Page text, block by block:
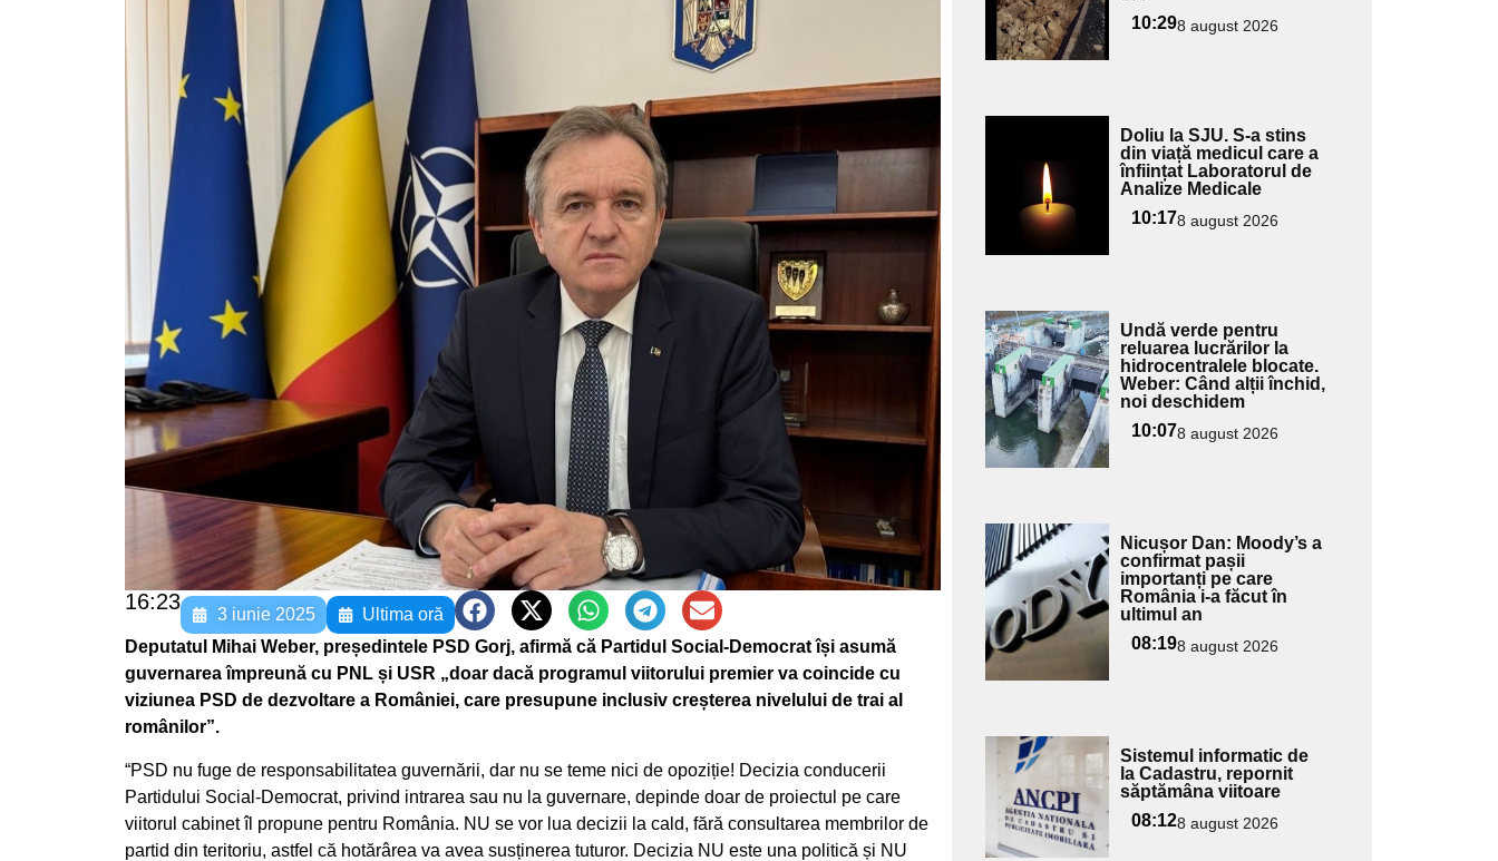
16:23
3 iunie 2025
Ultima oră
Deputatul Mihai Weber, președintele PSD Gorj, afirmă că Partidul Social-Democrat își asumă
guvernarea împreună cu PNL și USR „doar dacă programul viitorului premier va coincide cu
viziunea PSD de dezvoltare a României, care presupune inclusiv creșterea nivelului de trai al
românilor”.
“PSD nu fuge de responsabilitatea guvernării, dar nu se teme nici de opoziție! Decizia conducerii
Partidului Social-Democrat, privind intrarea sau nu la guvernare, depinde doar de proiectul pe care
viitorul cabinet îl propune pentru România. NU se vor lua decizii la cald, fără consultarea membrilor de
partid din teritoriu, astfel că hotărârea va avea susținerea tuturor. Decizia NU este una politică și NU
subtitlu
10:298 august 2026
pentru
subtitlu
Doliu la SJU. S-a stins
din viață medicul care a
înființat Laboratorul de
Analize Medicale
10:178 august 2026
Adaugă
aici textul
pentru
subtitlu
Undă verde pentru
reluarea lucrărilor la
hidrocentralele blocate.
Weber: Când alții închid,
noi deschidem
10:078 august 2026
Adaugă
aici textul
pentru
subtitlu
Nicușor Dan: Moody’s a
confirmat pașii
importanți pe care
România i-a făcut în
ultimul an
08:198 august 2026
Adaugă
aici textul
pentru
subtitlu
Sistemul informatic de
la Cadastru, repornit
săptămâna viitoare
08:128 august 2026